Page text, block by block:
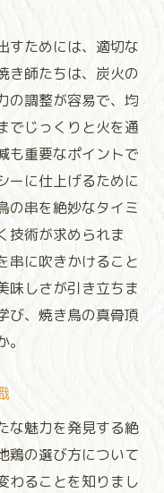
すためには、適切な
き師たちは、炭火の
の調整が容易で、均
でじっくりと火を通
も重要なポイントで
ーに仕上げるために
の串を絶妙なタイミ
技術が求められま
串に吹きかけること
味しさが引き立ちま
び、焼き鳥の真骨頂
な魅力を発見する絶
鶏の選び方について
わることを知りまし